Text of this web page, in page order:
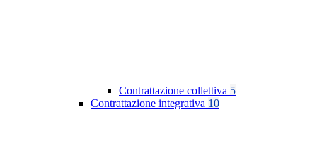
Contrattazione collettiva 5
Contrattazione integrativa 10